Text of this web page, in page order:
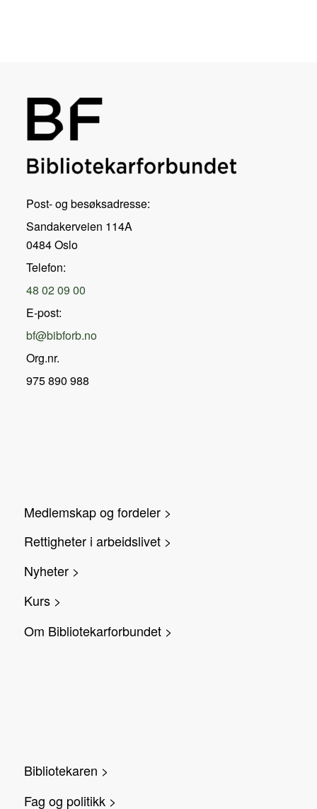
Post- og besøksadresse:
Sandakerveien 114A
0484 Oslo
Telefon:
48 02 09 00
E-post:
bf@bibforb.no
Org.nr.
975 890 988
Medlemskap og fordeler >
Rettigheter i arbeidslivet >
Nyheter >
Kurs >
Om Bibliotekarforbundet >
Bibliotekaren >
Fag og politikk >